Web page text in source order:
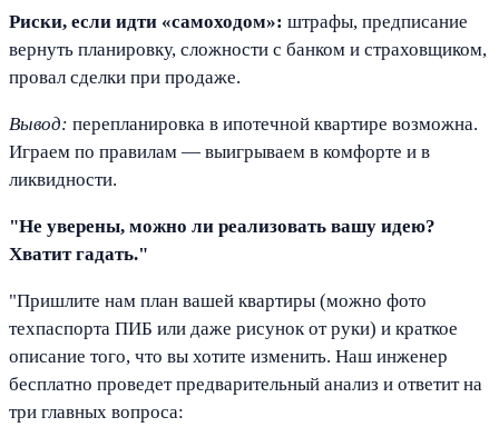
Риски, если идти «самоходом»: штрафы, предписание
вернуть планировку, сложности с банком и страховщиком,
провал сделки при продаже.
Вывод: перепланировка в ипотечной квартире возможна.
Играем по правилам — выигрываем в комфорте и в
ликвидности.
"Не уверены, можно ли реализовать вашу идею?
Хватит гадать."
"Пришлите нам план вашей квартиры (можно фото
техпаспорта ПИБ или даже рисунок от руки) и краткое
описание того, что вы хотите изменить. Наш инженер
бесплатно проведет предварительный анализ и ответит на
три главных вопроса: